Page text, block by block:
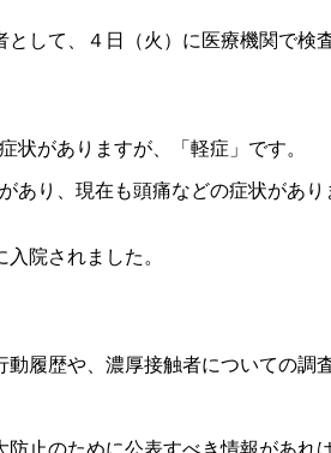
して、４日（火）に医療機関で検
がありますが、「軽症」です。
り、現在も頭痛などの症状があり
院されました。
履歴や、濃厚接触者についての
止のために公表すべき情報があれ